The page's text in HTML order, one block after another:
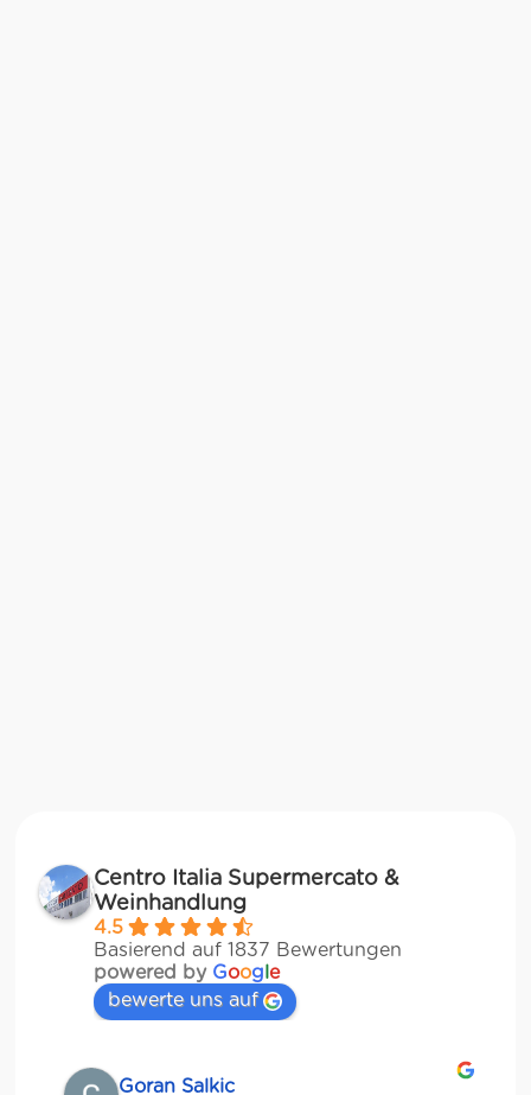
Centro Italia Supermercato &
Weinhandlung
4.5
Basierend auf 1837 Bewertungen
powered by Google
bewerte uns auf
Goran Salkic